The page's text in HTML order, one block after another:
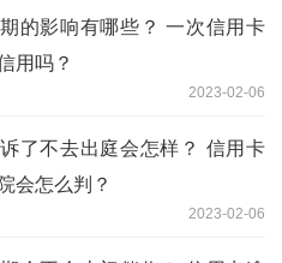
的影响有哪些？ 一次信用卡
用吗？
2023-02-06
了不去出庭会怎样？ 信用卡
会怎么判？
2023-02-06